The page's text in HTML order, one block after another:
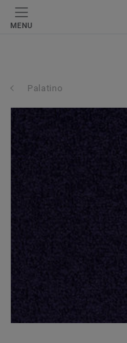
MENU
Palatino